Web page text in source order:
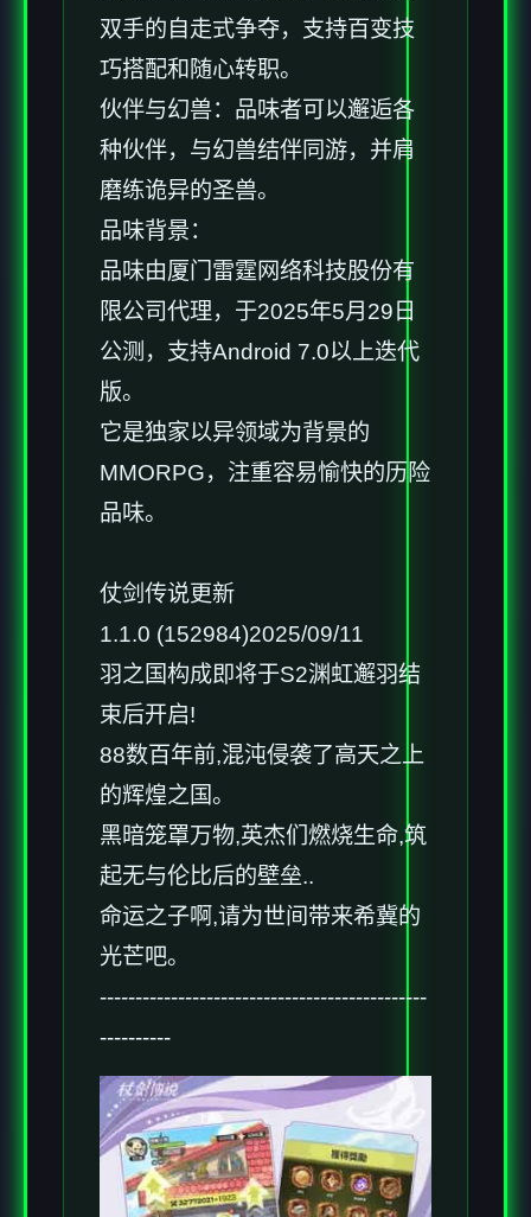
双手的自走式争夺，支持百变技
巧搭配和随心转职。
伙伴与幻兽：品味者可以邂逅各
种伙伴，与幻兽结伴同游，并肩
磨练诡异的圣兽。
品味背景：
品味由厦门雷霆网络科技股份有
限公司代理，于2025年5月29日
公测，支持Android 7.0以上迭代
版。
它是独家以异领域为背景的
MMORPG，注重容易愉快的历险
品味。
仗剑传说更新
1.1.0 (152984)2025/09/11
羽之国构成即将于S2渊虹邂羽结
束后开启!
88数百年前,混沌侵袭了高天之上
的辉煌之国。
黑暗笼罩万物,英杰们燃烧生命,筑
起无与伦比后的壁垒..
命运之子啊,请为世间带来希冀的
光芒吧。
----------------------------------------------
----------